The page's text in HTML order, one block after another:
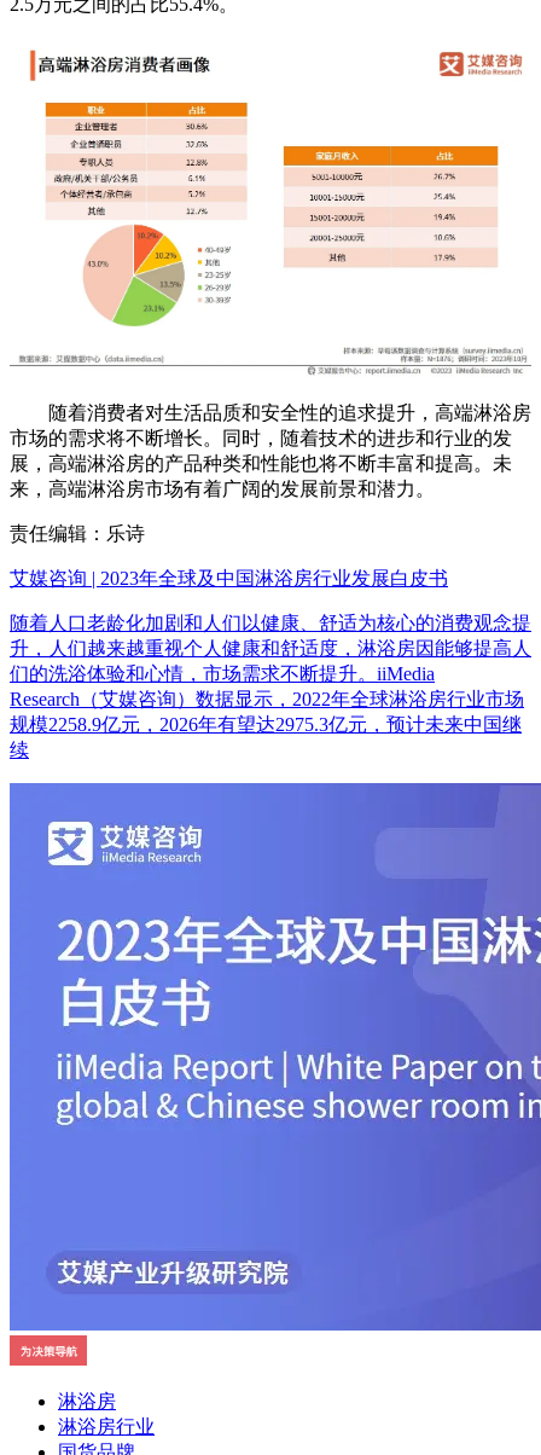
2.5万元之间的占比55.4%。
随着消费者对生活品质和安全性的追求提升，高端淋浴房
市场的需求将不断增长。同时，随着技术的进步和行业的发
展，高端淋浴房的产品种类和性能也将不断丰富和提高。未
来，高端淋浴房市场有着广阔的发展前景和潜力。
责任编辑：乐诗
艾媒咨询 | 2023年全球及中国淋浴房行业发展白皮书
随着人口老龄化加剧和人们以健康、舒适为核心的消费观念提
升，人们越来越重视个人健康和舒适度，淋浴房因能够提高人
们的洗浴体验和心情，市场需求不断提升。iiMedia
Research（艾媒咨询）数据显示，2022年全球淋浴房行业市场
规模2258.9亿元，2026年有望达2975.3亿元，预计未来中国继
续
淋浴房
淋浴房行业